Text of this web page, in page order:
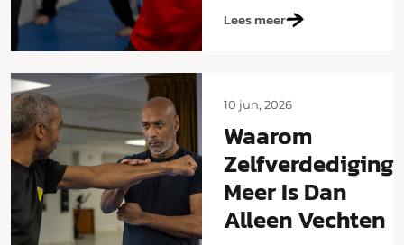
Lees meer
10 jun, 2026
Waarom
Zelfverdediging
Meer Is Dan
Alleen Vechten